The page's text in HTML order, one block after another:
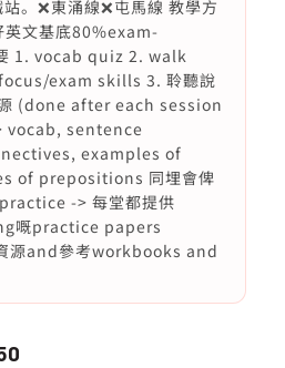
。❌東涌線❌屯馬線 教學方
英文基底80%exam-
1. vocab quiz 2. walk
exam skills 3. 聆聽說
(done after each session
vocab, sentence
examples of
of prepositions 同埋會俾
-> 每堂都提供
嘅practice papers
源and參考workbooks and